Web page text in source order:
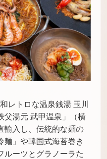
レトロな温泉銭湯 玉川
父湯元 武甲温泉」（横
輸入し、伝統的な麺の
麺」や韓国式海苔巻き
ルーツとグラノーラた